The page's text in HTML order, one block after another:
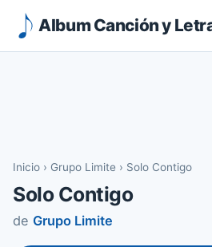
Album Canción y
Inicio › Grupo Limite › Solo Contigo
Solo Contigo
de Grupo Limite